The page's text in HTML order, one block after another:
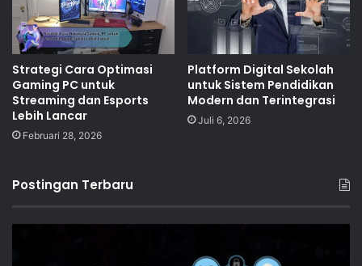
Strategi Cara Optimasi
Gaming PC untuk
Streaming dan Esports
Lebih Lancar
Februari 28, 2026
Platform Digital Sekolah
untuk Sistem Pendidikan
Modern dan Terintegrasi
Juli 6, 2026
Postingan Terbaru